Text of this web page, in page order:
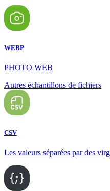
WEBP
PHOTO WEB
Autres échantillons de fichiers
CSV
Les valeurs séparées par des